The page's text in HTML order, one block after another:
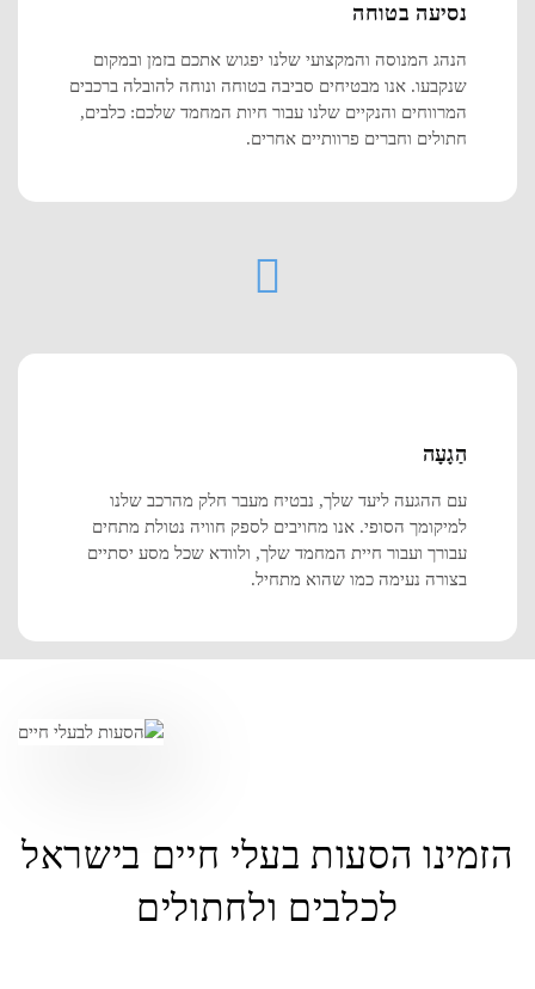
נסיעה בטוחה
הנהג המנוסה והמקצועי שלנו יפגוש אתכם בזמן ובמקום
שנקבעו. אנו מבטיחים סביבה בטוחה ונוחה להובלה ברכבים
המרווחים והנקיים שלנו עבור חיות המחמד שלכם: כלבים,
חתולים וחברים פרוותיים אחרים.
הַגָעָה
עם ההגעה ליעד שלך, נבטיח מעבר חלק מהרכב שלנו
למיקומך הסופי. אנו מחויבים לספק חוויה נטולת מתחים
עבורך ועבור חיית המחמד שלך, ולוודא שכל מסע יסתיים
בצורה נעימה כמו שהוא מתחיל.
הזמינו הסעות בעלי חיים בישראל
לכלבים ולחתולים